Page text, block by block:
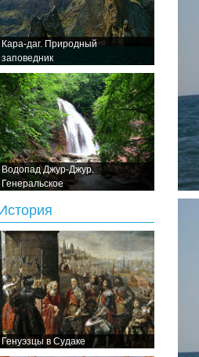
Кара-даг. Природный
заповедник
Водопад Джур-Джур.
Генеральское
Генуэзцы в Судаке